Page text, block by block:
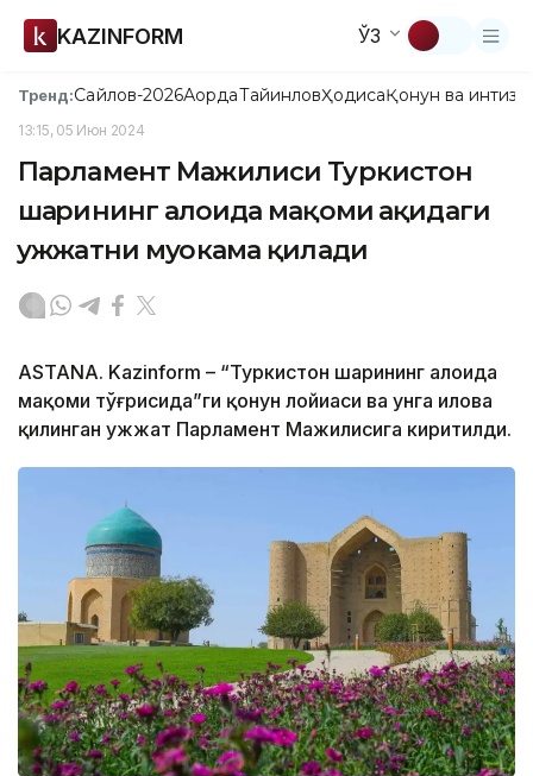
KAZINFORM ЎЗ
Тренд:Сайлов-2026АқордаТайинловҲодисаҚонун ва
13:15, 05 Июн 2024
Парламент Мажилиси Туркистон
шаҳрининг алоҳида мақоми ҳақидаги
ҳужжатни муҳокама қилади
ASTANA. Kazinform – “Туркистон шаҳрининг алоҳида
мақоми тўғрисида”ги қонун лойиҳаси ва унга илова
қилинган ҳужжат Парламент Мажилисига киритилди.